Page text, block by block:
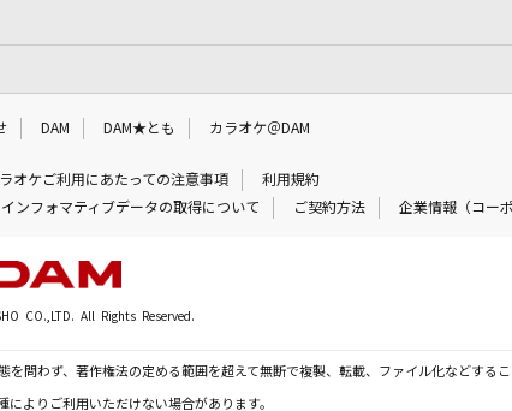
DAM DAM★とも カラオケ＠DAM
オケご利用にあたっての注意事項
利用規約
インフォマティブデータの取得について ご契約方法 企業情報（コー
CO.,LTD. All Rights Reserved.
問わず、著作権法の定める範囲を超えて無断で複製、転載、ファイル化などするこ
によりご利用いただけない場合があります。